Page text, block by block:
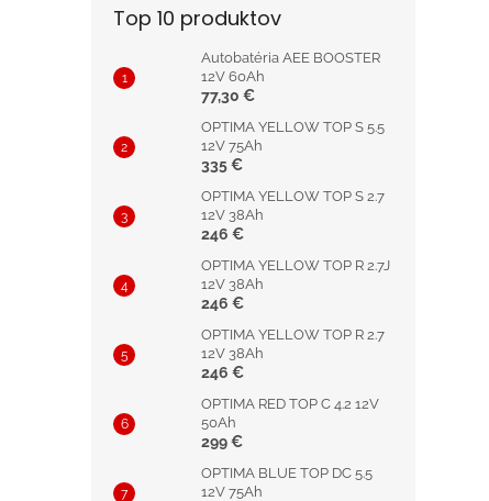
Top 10 produktov
Autobatéria AEE BOOSTER
12V 60Ah
77,30 €
OPTIMA YELLOW TOP S 5.5
12V 75Ah
335 €
OPTIMA YELLOW TOP S 2.7
12V 38Ah
246 €
OPTIMA YELLOW TOP R 2.7J
12V 38Ah
246 €
OPTIMA YELLOW TOP R 2.7
12V 38Ah
246 €
OPTIMA RED TOP C 4.2 12V
50Ah
299 €
OPTIMA BLUE TOP DC 5.5
12V 75Ah